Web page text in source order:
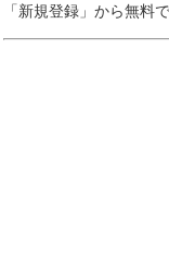
「新規登録」から無料